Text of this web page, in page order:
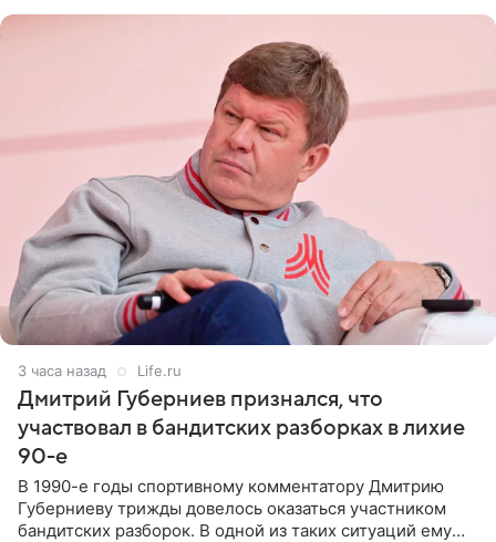
3 часа назад Life.ru
Дмитрий Губерниев признался, что
участвовал в бандитских разборках в лихие
90-е
В 1990-е годы спортивному комментатору Дмитрию
Губерниеву трижды довелось оказаться участником
бандитских разборок. В одной из таких ситуаций ему